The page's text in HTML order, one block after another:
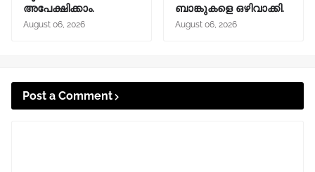
അപേക്ഷിക്കാം.
August 06, 2026
ബാങ്കുകളെ ഒഴിവാക്കി.
August 06, 2026
Post a Comment